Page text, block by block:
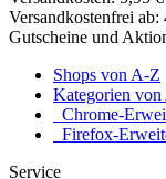
Versandkostenfrei ab:
Gutscheine und
Shops von A-Z
Kategorien
Chrome-
Firefox-
Service